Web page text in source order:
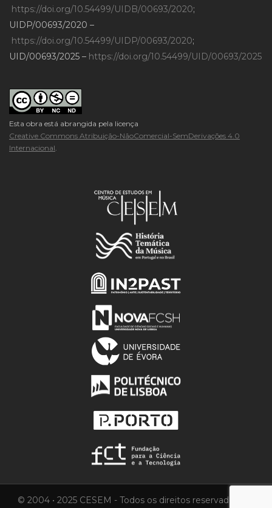
https://doi.org/10.54499/UIDB/00693/2020;
UIDP/00693/2020 –
https://doi.org/10.54499/UIDP/00693/2020;
UID/00693/2025 – https://doi.org/10.54499/UID/00693/2025
Esta obra está abrangida pela licença
Creative Commons Atribuição-NãoComercial-SemDerivações 4.0
Internacional.
© 2004 • 2025 CESEM - Todos os direitos reservados.